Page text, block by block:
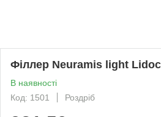
Філлер Neuramis light
В наявності
Код: 1501
Роздріб